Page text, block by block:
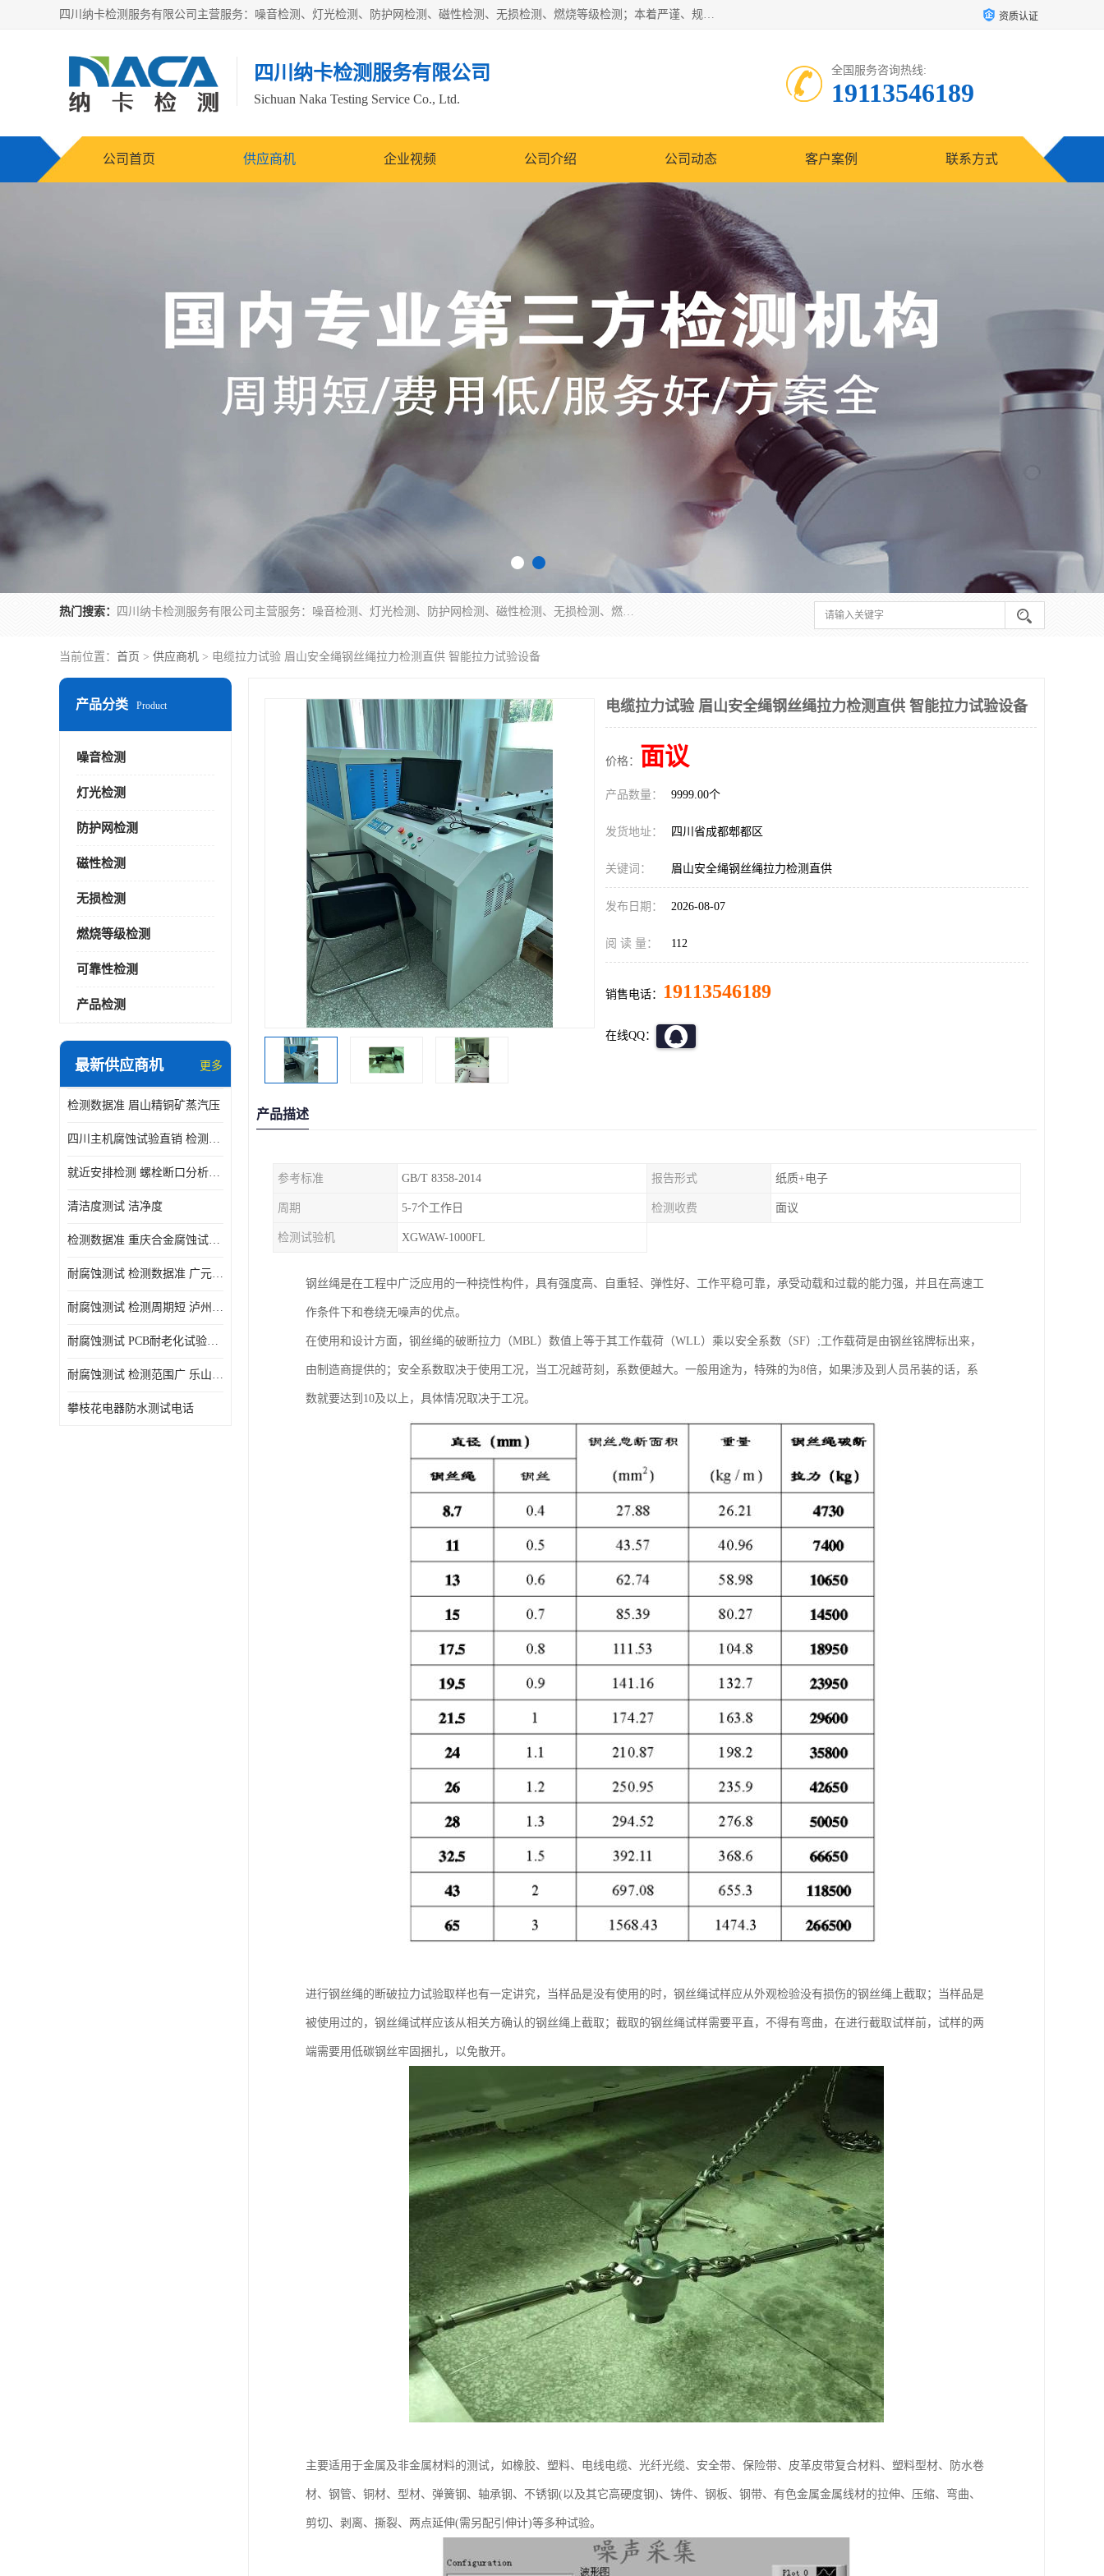
四川纳卡检测服务有限公司主营服务：噪音检测、灯光检测、防护网检测、磁性检测、无损检测、燃烧等级检测；本着严谨、规范的态度严格执行国家现行标准、规范及规程，奉行“科学公正、准确、持续改进、诚信服务”的企业价值和“科学、信誉、服务”的企业宗旨，竭诚为广大客户服务。 资质认证
四川纳卡检测服务有限公司
Sichuan Naka Testing Service Co., Ltd.
全国服务咨询热线:
19113546189
公司首页 供应商机 企业视频 公司介绍 公司动态 客户案例 联系方式
热门搜索： 四川纳卡检测服务有限公司主营服务：噪音检测、灯光检测、防护网检测、磁性检测、无损检测、燃烧等级检测；本着严谨、规范的态度严格执行国家现行标准、规范及规程，奉行“科学公正、准确、持续改进、诚信服务”的企业价值和“科学、信誉、服务”的企业宗旨，竭诚为广大客户服务。
当前位置： 首页 > 供应商机 > 电缆拉力试验 眉山安全绳钢丝绳拉力检测直供 智能拉力试验设备
产品分类 Product
噪音检测
灯光检测
防护网检测
磁性检测
无损检测
燃烧等级检测
可靠性检测
产品检测
最新供应商机 更多
检测数据准 眉山精铜矿蒸汽压
四川主机腐蚀试验直销 检测数据准
就近安排检测 螺栓断口分析公司 断裂失效分析
清洁度测试 洁净度
检测数据准 重庆合金腐蚀试验厂商
耐腐蚀测试 检测数据准 广元家电腐蚀试验
耐腐蚀测试 检测周期短 泸州仪器仪表盐雾试验
耐腐蚀测试 PCB耐老化试验供应 就近安排检测
耐腐蚀测试 检测范围广 乐山腐蚀试验供应
攀枝花电器防水测试电话
电缆拉力试验 眉山安全绳钢丝绳拉力检测直供 智能拉力试验设备
价格： 面议
产品数量： 9999.00个
发货地址： 四川省成都郫都区
关键词： 眉山安全绳钢丝绳拉力检测直供
发布日期： 2026-08-07
阅 读 量： 112
销售电话： 19113546189
在线QQ：
产品描述
参考标准 GB/T 8358-2014 报告形式 纸质+电子
周期 5-7个工作日 检测收费 面议
检测试验机 XGWAW-1000FL
钢丝绳是在工程中广泛应用的一种挠性构件，具有强度高、自重轻、弹性好、工作平稳可靠，承受动载和过载的能力强，并且在高速工
作条件下和卷绕无噪声的优点。
在使用和设计方面，钢丝绳的破断拉力（MBL）数值上等于其工作载荷（WLL）乘以安全系数（SF）;工作载荷是由钢丝铭牌标出来，
由制造商提供的；安全系数取决于使用工况，当工况越苛刻，系数便越大。一般用途为，特殊的为8倍，如果涉及到人员吊装的话，系
数就要达到10及以上，具体情况取决于工况。
进行钢丝绳的断破拉力试验取样也有一定讲究，当样品是没有使用的时，钢丝绳试样应从外观检验没有损伤的钢丝绳上截取；当样品是
被使用过的，钢丝绳试样应该从相关方确认的钢丝绳上截取；截取的钢丝绳试样需要平直，不得有弯曲，在进行截取试样前，试样的两
端需要用低碳钢丝牢固捆扎，以免散开。
主要适用于金属及非金属材料的测试，如橡胶、塑料、电线电缆、光纤光缆、安全带、保险带、皮革皮带复合材料、塑料型材、防水卷
材、钢管、铜材、型材、弹簧钢、轴承钢、不锈钢(以及其它高硬度钢)、铸件、钢板、钢带、有色金属金属线材的拉伸、压缩、弯曲、
剪切、剥离、撕裂、两点延伸(需另配引伸计)等多种试验。